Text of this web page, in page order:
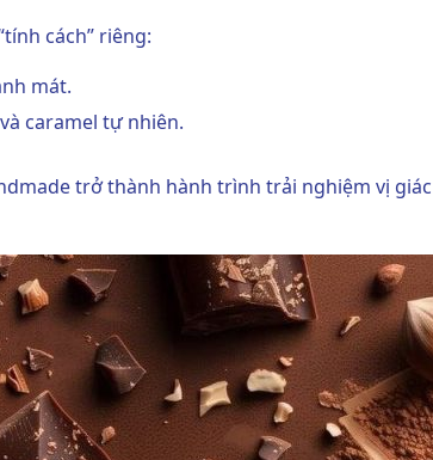
cách” riêng:
mát.
caramel tự nhiên.
trở thành hành trình trải nghiệm vị